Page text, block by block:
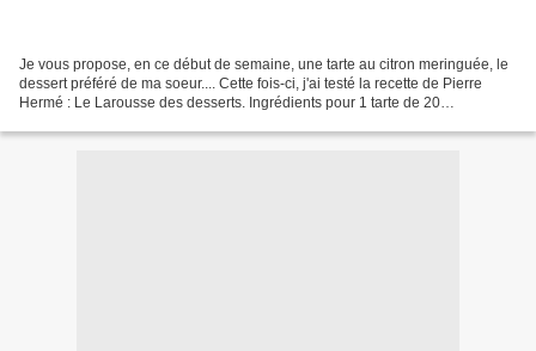
Je vous propose, en ce début de semaine, une tarte au citron meringuée, le
dessert préféré de ma soeur.... Cette fois-ci, j'ai testé la recette de Pierre
Hermé : Le Larousse des desserts. Ingrédients pour 1 tarte de 20